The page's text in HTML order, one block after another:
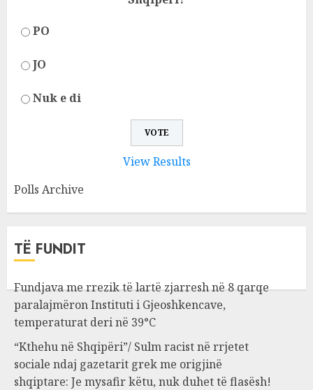
PO
JO
Nuk e di
View Results
Polls Archive
TË FUNDIT
Fundjava me rrezik të lartë zjarresh në 8 qarqe
paralajmëron Instituti i Gjeoshkencave,
temperaturat deri në 39°C
“Kthehu në Shqipëri”/ Sulm racist në rrjetet
sociale ndaj gazetarit grek me origjinë
shqiptare: Je mysafir këtu, nuk duhet të flasësh!